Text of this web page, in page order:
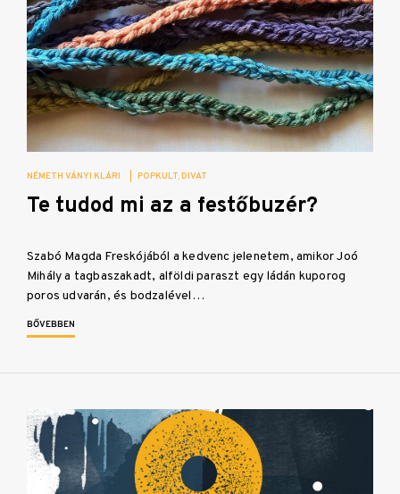
NÉMETH VÁNYI KLÁRI POPKULT DIVAT
Te tudod mi az a festőbuzér?
Szabó Magda Freskójából a kedvenc jelenetem, amikor Joó
Mihály a tagbaszakadt, alföldi paraszt egy ládán kuporog
poros udvarán, és bodzalével…
BŐVEBBEN